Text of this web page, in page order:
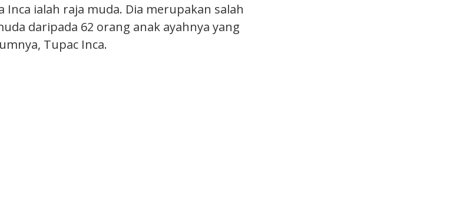
Inca ialah raja muda. Dia merupakan salah
daripada 62 orang anak ayahnya yang
Tupac Inca.